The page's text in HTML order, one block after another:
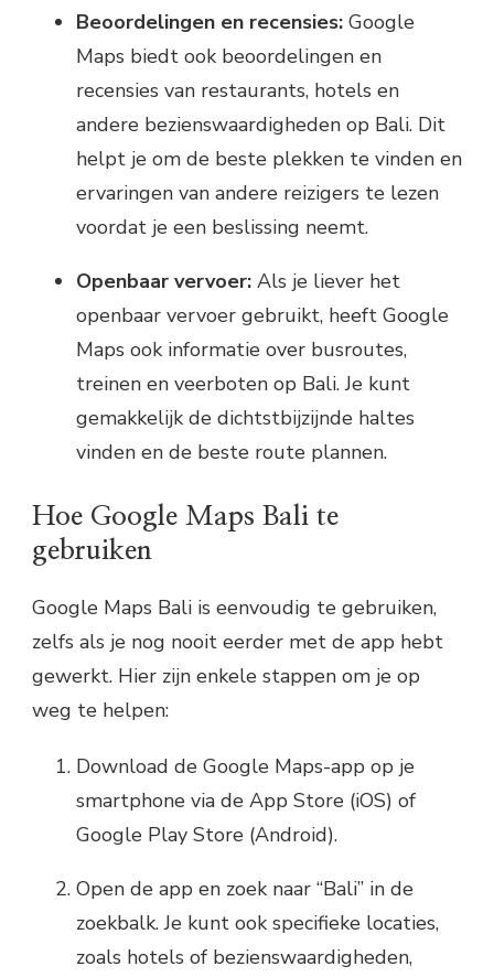
Beoordelingen en recensies: Google
Maps biedt ook beoordelingen en
recensies van restaurants, hotels en
andere bezienswaardigheden op Bali. Dit
helpt je om de beste plekken te vinden en
ervaringen van andere reizigers te lezen
voordat je een beslissing neemt.
Openbaar vervoer: Als je liever het
openbaar vervoer gebruikt, heeft Google
Maps ook informatie over busroutes,
treinen en veerboten op Bali. Je kunt
gemakkelijk de dichtstbijzijnde haltes
vinden en de beste route plannen.
Hoe Google Maps Bali te
gebruiken
Google Maps Bali is eenvoudig te gebruiken,
zelfs als je nog nooit eerder met de app hebt
gewerkt. Hier zijn enkele stappen om je op
weg te helpen:
Download de Google Maps-app op je
smartphone via de App Store (iOS) of
Google Play Store (Android).
Open de app en zoek naar “Bali” in de
zoekbalk. Je kunt ook specifieke locaties,
zoals hotels of bezienswaardigheden,